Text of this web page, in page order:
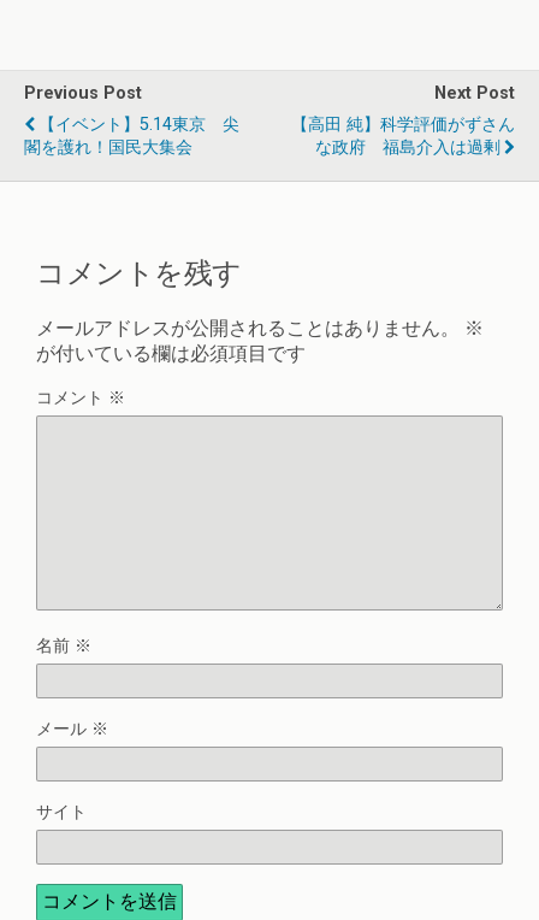
Previous Post
【イベント】5.14東京 尖
閣を護れ！国民大集会
Next Post
【高田 純】科学評価がずさん
な政府 福島介入は過剰
コメントを残す
メールアドレスが公開されることはありません。
※
が付いている欄は必須項目です
コメント ※
名前 ※
メール ※
サイト